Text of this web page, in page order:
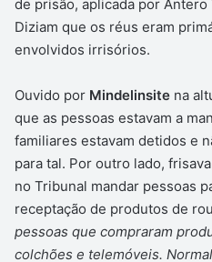
de prisão, aplicada por Antero
Diziam que os réus eram
envolvidos irrisórios.
Ouvido por Mindelinsite na
que as pessoas estavam a
familiares estavam detidos e
para tal. Por outro lado,
no Tribunal mandar pessoas
receptação de produtos de
pessoas que compraram
colchões e telemóveis.